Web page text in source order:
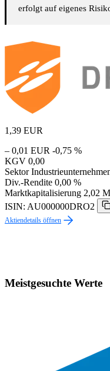
erfolgt auf eigenes
1,39 EUR
– 0,01 EUR -0,75 %
KGV 0,00
Sektor
Div.-Rendite 0,00 %
Marktkapitalisierung 2,02
ISIN: AU000000DRO2
Aktiendetails öffnen
Meistgesuchte Werte